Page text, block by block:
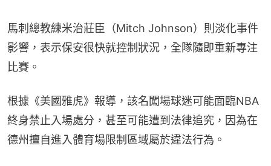
馬刺總教練米治莊臣（Mitch Johnson）則淡化事件
影響，表示保安很快就控制狀況，全隊隨即重新專注
比賽。
根據《美國雅虎》報導，該名闖場球迷可能面臨NBA
終身禁止入場處分，甚至可能遭到法律追究，因為在
德州擅自進入體育場限制區域屬於違法行為。